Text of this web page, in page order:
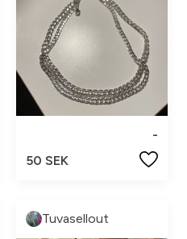
-
50 SEK
Tuvasellout